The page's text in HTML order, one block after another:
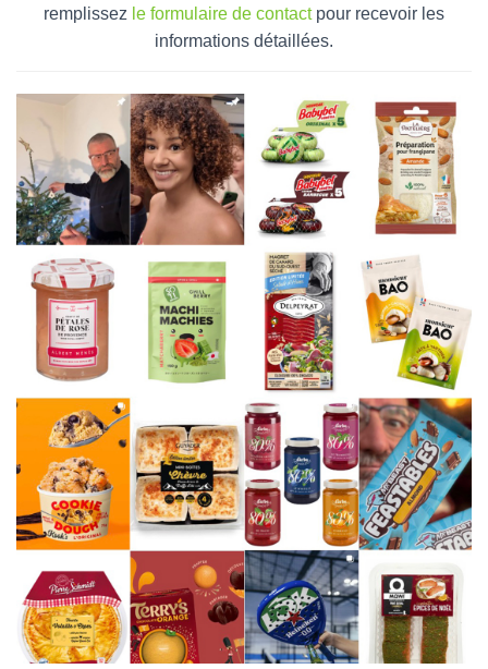
remplissez le formulaire de contactpour recevoir les
informations détaillées.